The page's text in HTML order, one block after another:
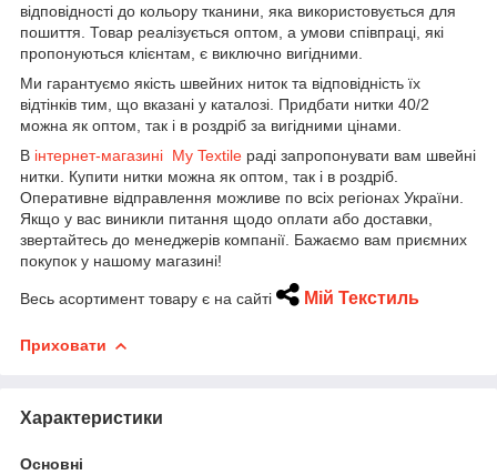
відповідності до кольору тканини, яка використовується для
пошиття. Товар реалізується оптом, а умови співпраці, які
пропонуються клієнтам, є виключно вигідними.
Ми гарантуємо якість швейних ниток та відповідність їх
відтінків тим, що вказані у каталозі. Придбати нитки 40/2
можна як оптом, так і в роздріб за вигідними цінами.
В інтернет-магазині My Textile раді запропонувати вам швейні
нитки. Купити нитки можна як оптом, так і в роздріб.
Оперативне відправлення можливе по всіх регіонах України.
Якщо у вас виникли питання щодо оплати або доставки,
звертайтесь до менеджерів компанії. Бажаємо вам приємних
покупок у нашому магазині!
Весь асортимент товару є на сайті Мій Текстиль
Приховати
Характеристики
Основні